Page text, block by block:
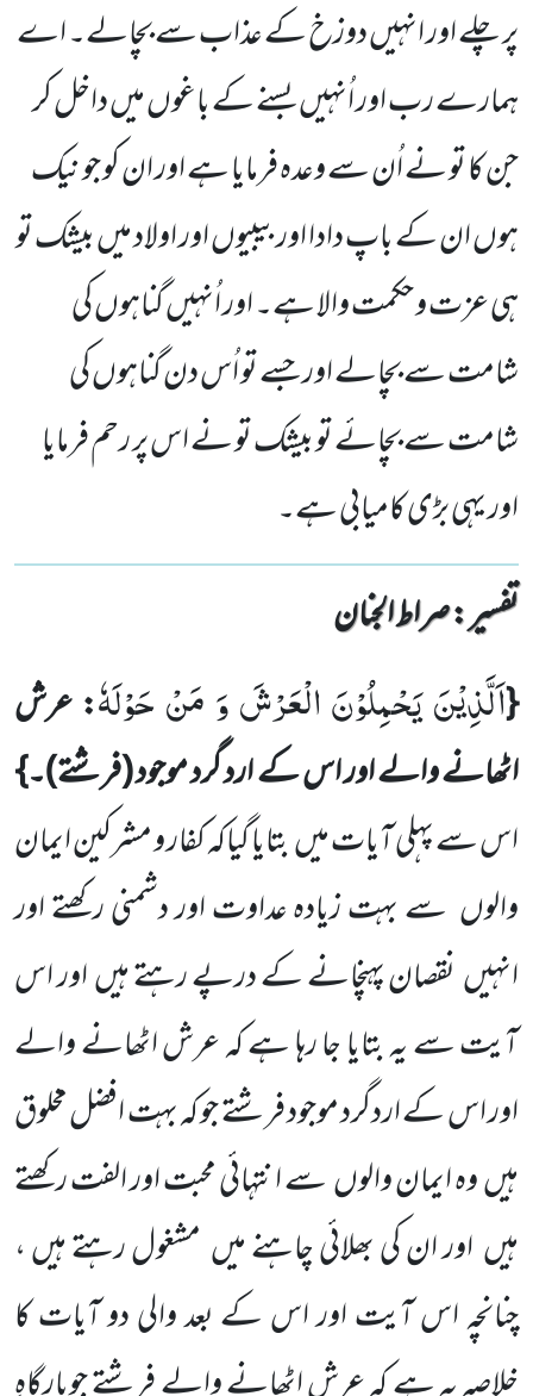
پر چلے اور انہیں دوزخ کے عذاب سے بچالے۔ اے
ہمارے رب اور اُنہیں بسنے کے باغوں میں داخل کر
جن کا تو نے اُن سے وعدہ فرمایا ہے اور ان کو جو نیک
ہوں ان کے باپ دادا اور بیبیوں اور اولاد میں بیشک تو
ہی عزت و حکمت والا ہے۔ اور اُنہیں گناہوں کی
شامت سے بچالے اور جسے تو اُس دن گناہوں کی
شامت سے بچائے تو بیشک تو نے اس پر رحم فرمایا
اور یہی بڑی کامیابی ہے۔
تفسیر : ‎صراط الجنان
{اَلَّذِیْنَ یَحْمِلُوْنَ الْعَرْشَ وَ مَنْ حَوْلَهٗ: عرش
اٹھانے والے اور اسکے ارد گرد موجود(فرشتے)۔}
اس سے پہلیآیات میںبتایا گیاکہ کفار و مشرکین ایمان
والوں سے بہت زیادہ عداوت اور دشمنی رکھتے اور
انہیںنقصان پہنچانے کے درپے رہتے ہیںاور اس
آیت سے یہ بتایا جا رہا ہے کہ عرش اٹھانے والے
اور اس کے اردگرد موجود فرشتے جو کہ بہت افضل مخلوق
ہیںوہ ایمان والوںسے انتہائی محبت اور الفت رکھتے
ہیںاور ان کی بھلائی چاہنے میں مشغول رہتے ہیں ،
چنانچہ اس آیت اور اس کے بعد والی دو آیات کا